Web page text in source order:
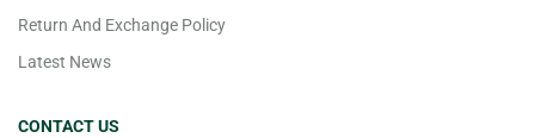
Return And Exchange Policy
Latest News
CONTACT US